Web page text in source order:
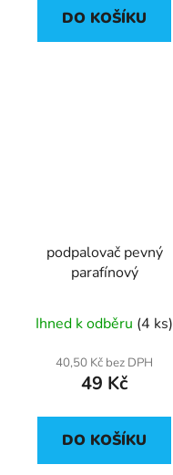
DO KOŠÍKU
podpalovač pevný
parafínový
Ihned k odběru (4 ks)
40,50 Kč bez DPH
49 Kč
DO KOŠÍKU